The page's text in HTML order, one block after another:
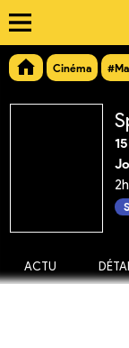
Cinéma
ACTU